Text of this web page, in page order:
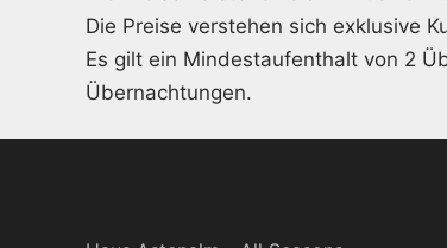
Die Preise verstehen sich exklusive
Es gilt ein Mindestaufenthalt von 2
Übernachtungen.